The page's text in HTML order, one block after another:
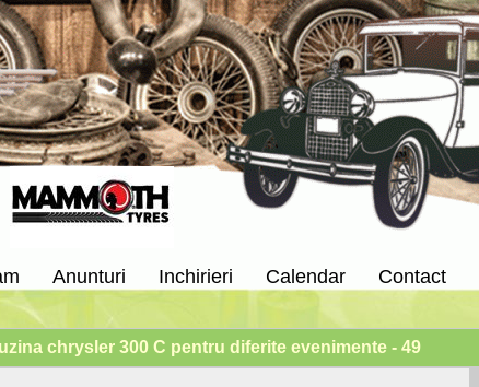
Anunturi Inchirieri Calendar Contact
chrysler 300 C pentru diferite evenimente - 49